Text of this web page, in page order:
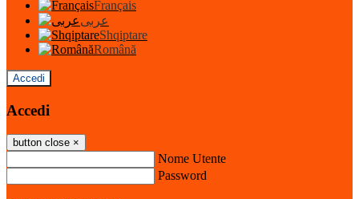
Français
عربى
Shqiptare
Română
Accedi
Accedi
button close ×
Nome Utente
Password